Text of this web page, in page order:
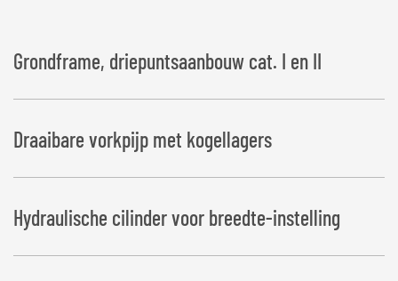
Grondframe, driepuntsaanbouw cat. I en II
Draaibare vorkpijp met kogellagers
Hydraulische cilinder voor breedte-instelling